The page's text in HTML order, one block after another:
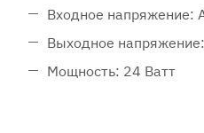
Входное напряжение:
Выходное
Мощность: 24 Ватт